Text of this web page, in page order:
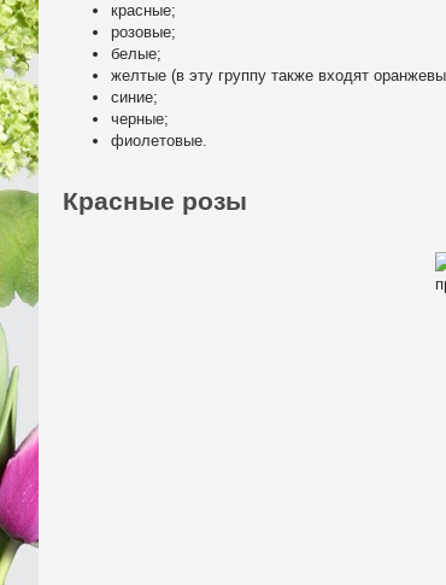
красные;
розовые;
белые;
желтые (в эту группу также входят
синие;
черные;
фиолетовые.
Красные розы